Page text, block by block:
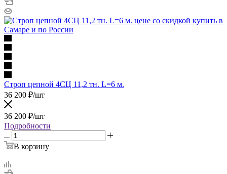
Строп цепной 4СЦ 11,2 тн. L=6 м.
36 200 ₽/шт
36 200 ₽/шт
Подробности
В корзину